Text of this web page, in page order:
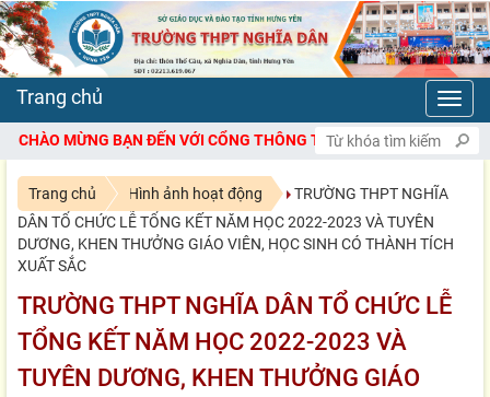
ĐẾN VỚI CỔNG THÔNG TIN ĐIỆN TỬ TRƯỜNG THPT NGHĨA DÂN
Trang chủ Hình ảnh hoạt động
TRƯỜNG THPT NGHĨA
DÂN TỔ CHỨC LỄ TỔNG KẾT NĂM HỌC 2022-2023 VÀ TUYÊN
DƯƠNG, KHEN THƯỞNG GIÁO VIÊN, HỌC SINH CÓ THÀNH TÍCH
XUẤT SẮC
TRƯỜNG THPT NGHĨA DÂN TỔ CHỨC LỄ
TỔNG KẾT NĂM HỌC 2022-2023 VÀ
TUYÊN DƯƠNG, KHEN THƯỞNG GIÁO